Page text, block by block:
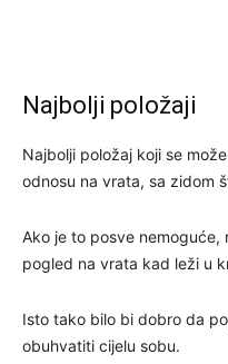
Najbolji položaji
Najbolji položaj koji se
odnosu na vrata, sa zidom
Ako je to posve
pogled na vrata kad leži u
Isto tako bilo bi dobro da
obuhvatiti cijelu sobu.